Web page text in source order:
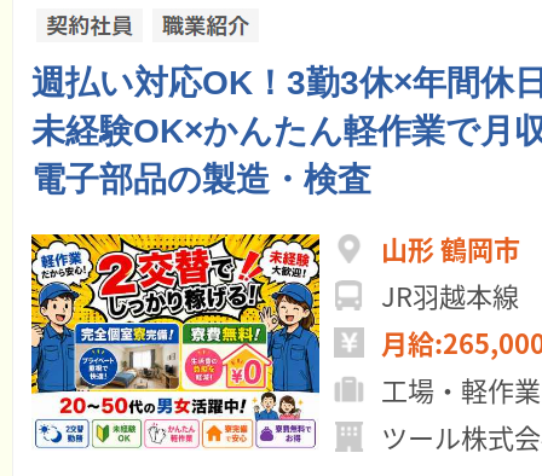
週払い対応OK！3勤3休×年間休
未経験OK×かんたん軽作業で月
電子部品の製造・検査
山形 鶴岡市
JR羽越本線
月給
工場・軽作業
ツール株式